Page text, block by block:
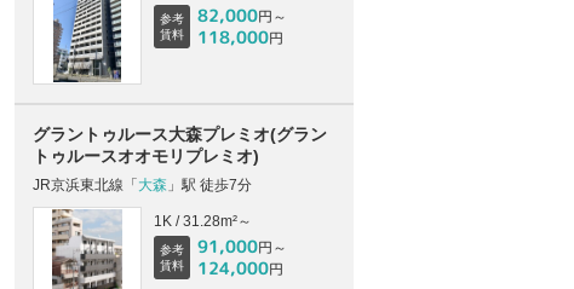
参考
賃料
82,000円～
118,000円
グラントゥルース大森プレミオ(グラン
トゥルースオオモリプレミオ)
JR京浜東北線「大森 」駅 徒歩7分
1K / 31.28m²～
参考
賃料
91,000円～
124,000円